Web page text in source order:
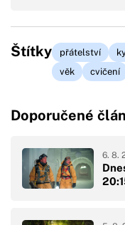
Štítky přátelství
věk
cvičení
Doporučené
6. 8.